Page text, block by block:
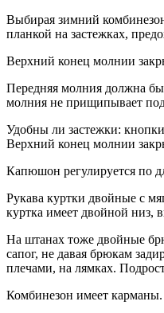
Выбирая зимний
планкой на застежках,
Верхний конец молнии
Передняя молния должна
молния не прищипывает
Удобны ли застежки:
Верхний конец молнии
Капюшон регулируется по
Рукава куртки двойные с
куртка имеет двойной низ,
На штанах тоже двойные
сапог, не давая брюкам
плечами, на лямках.
Комбинезон имеет